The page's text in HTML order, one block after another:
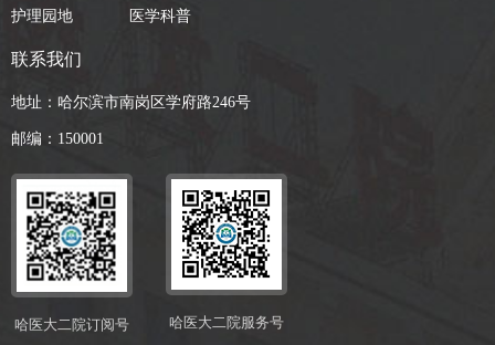
护理园地
医学科普
联系我们
地址：哈尔滨市南岗区学府路246号
邮编：150001
哈医大二院订阅号 哈医大二院服务号